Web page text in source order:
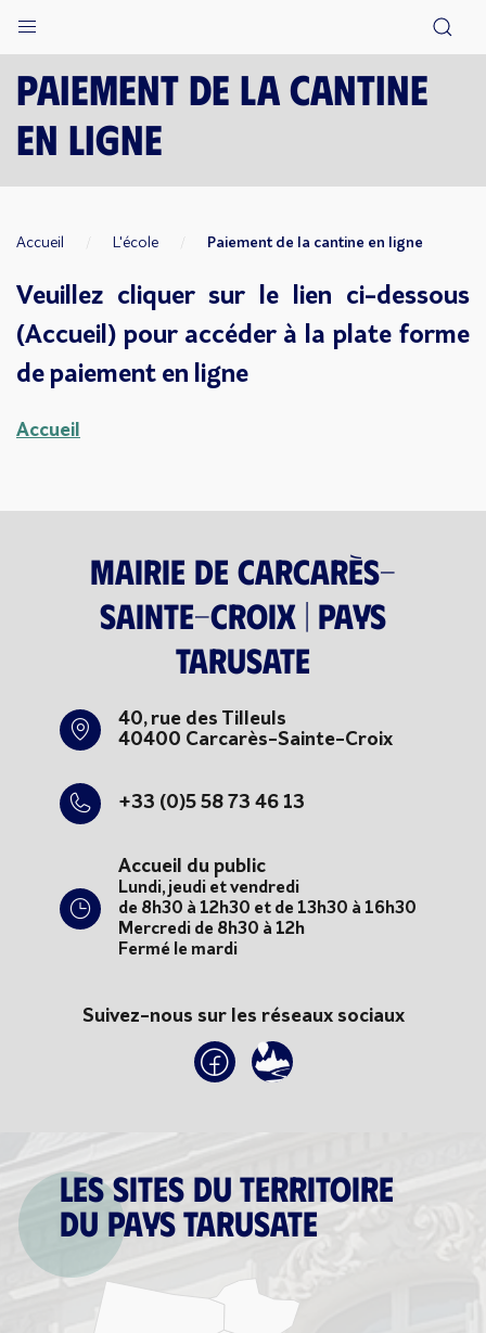
Paiement de la cantine
en ligne
Accueil L'école Paiement de la cantine en ligne
Veuillez cliquer sur le lien ci-dessous
(Accueil) pour accéder à la plate forme
de paiement en ligne
Accueil
Mairie de Carcarès-
Sainte-Croix | Pays
tarusate
40, rue des Tilleuls
40400 Carcarès-Sainte-Croix
+33 (0)5 58 73 46 13
Accueil du public
Lundi, jeudi et vendredi
de 8h30 à 12h30 et de 13h30 à 16h30
Mercredi de 8h30 à 12h
Fermé le mardi
Suivez-nous sur les réseaux sociaux
Les sites du territoire
du Pays tarusate